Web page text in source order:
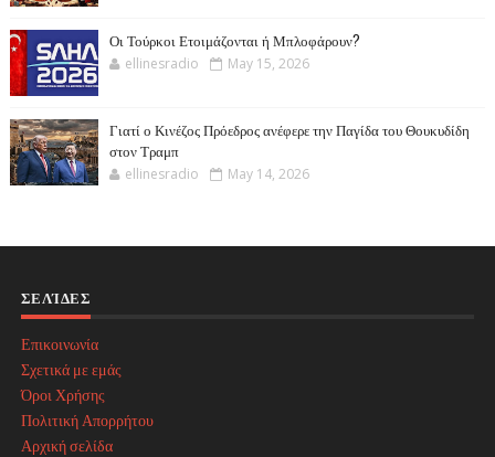
Οι Τούρκοι Ετοιμάζονται ή Μπλοφάρουν?
ellinesradio May 15, 2026
Γιατί ο Κινέζος Πρόεδρος ανέφερε την Παγίδα του Θουκυδίδη
στον Τραμπ
ellinesradio May 14, 2026
ΣΕΛΊΔΕΣ
Επικοινωνία
Σχετικά με εμάς
Όροι Χρήσης
Πολιτική Απορρήτου
Αρχική σελίδα